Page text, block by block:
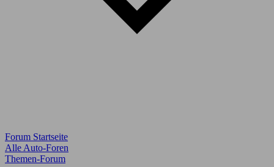
Forum Startseite
Alle Auto-Foren
Themen-Forum